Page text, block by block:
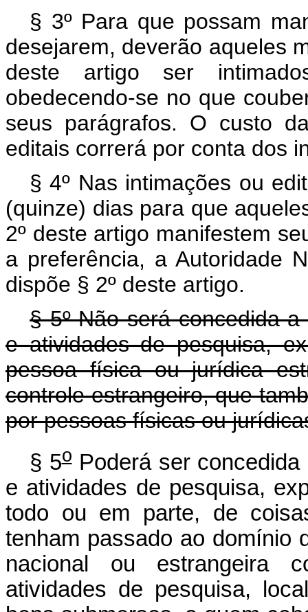
§ 3º Para que possam
desejarem, deverão aqueles
deste artigo ser
obedecendo-se no que
seus parágrafos. O custo
editais correrá por conta dos
§ 4º Nas intimações ou
(quinze) dias para que
2º deste artigo manifestem
a preferência, a Autoridade
dispõe § 2º deste artigo.
§ 5º Não será concedida
e atividades de pesquisa,
pessoa física ou jurídica
controle estrangeiro, que
por pessoas físicas ou
§ 5oPoderá ser concedida
e atividades de pesquisa,
todo ou em parte, de
tenham passado ao domínio
nacional ou estrangeira
atividades de pesquisa,